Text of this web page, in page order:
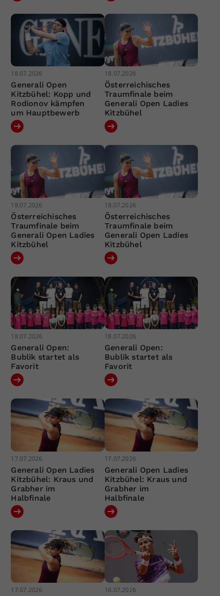
18.07.2026
Generali Open
Kitzbühel: Kopp und
Rodionov kämpfen
um Hauptbewerb
18.07.2026
Österreichisches
Traumfinale beim
Generali Open Ladies
Kitzbühel
18.07.2026
Österreichisches
Traumfinale beim
Generali Open Ladies
Kitzbühel
18.07.2026
Österreichisches
Traumfinale beim
Generali Open Ladies
Kitzbühel
18.07.2026
Generali Open:
Bublik startet als
Favorit
18.07.2026
Generali Open:
Bublik startet als
Favorit
17.07.2026
Generali Open Ladies
Kitzbühel: Kraus und
Grabher im
Halbfinale
17.07.2026
Generali Open Ladies
Kitzbühel: Kraus und
Grabher im
Halbfinale
17.07.2026 16.07.2026